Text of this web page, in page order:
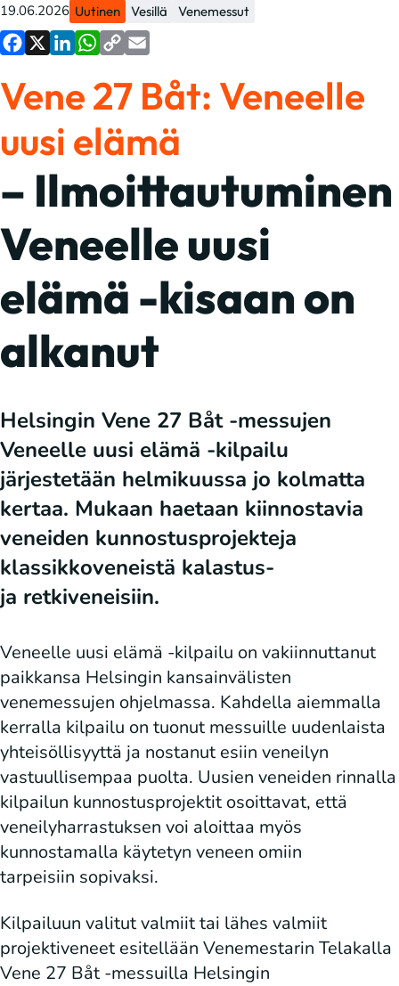
19.06.2026 Uutinen Vesillä Venemessut
Link
Vene 27 Båt: Veneelle
uusi elämä
– Ilmoittautuminen
Veneelle uusi
elämä -kisaan on
alkanut
Helsingin Vene 27 Båt -messujen
Veneelle uusi elämä -kilpailu
järjestetään helmikuussa jo kolmatta
kertaa. Mukaan haetaan kiinnostavia
veneiden kunnostusprojekteja
klassikkoveneistä kalastus-
ja retkiveneisiin.
Veneelle uusi elämä -kilpailu on vakiinnuttanut
paikkansa Helsingin kansainvälisten
venemessujen ohjelmassa. Kahdella aiemmalla
kerralla kilpailu on tuonut messuille uudenlaista
yhteisöllisyyttä ja nostanut esiin veneilyn
vastuullisempaa puolta. Uusien veneiden rinnalla
kilpailun kunnostusprojektit osoittavat, että
veneilyharrastuksen voi aloittaa myös
kunnostamalla käytetyn veneen omiin
tarpeisiin sopivaksi.
Kilpailuun valitut valmiit tai lähes valmiit
projektiveneet esitellään Venemestarin Telakalla
Vene 27 Båt -messuilla Helsingin